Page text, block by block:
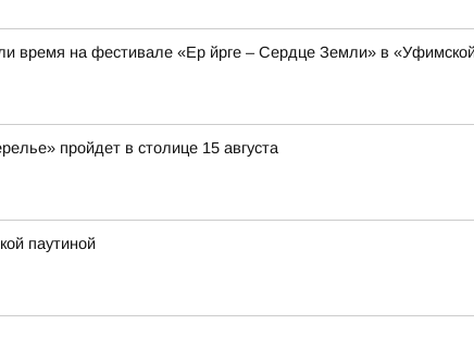
время на фестивале «Ер йрге – Сердце Земли» в «Уфимской
пройдет в столице 15 августа
паутиной